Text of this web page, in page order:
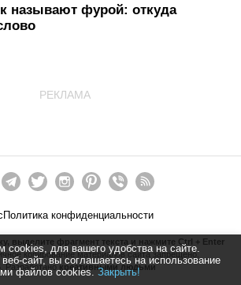
cookies, для вашего удобства на сайте.
сайт, вы соглашаетесь на использование
файлов cookies. Закрыть!
называют фурой: откуда
РЕКЛАМА
Политика конфиденциальности
выделите фрагмент текста и нажмите Ctrl + Enter
копирование материалов сайта запрещено.
. Разработанокреативными людьми